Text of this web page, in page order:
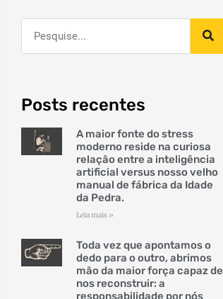
Posts recentes
A maior fonte do stress
moderno reside na curiosa
relação entre a inteligência
artificial versus nosso velho
manual de fábrica da Idade
da Pedra.
Leia mais »
Toda vez que apontamos o
dedo para o outro, abrimos
mão da maior força capaz de
nos reconstruir: a
responsabilidade por nós